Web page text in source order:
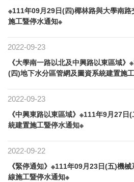
※111年09月29日(四)椰林路與大學南
施工暨停水通知※
2022-09-23
《大學南一路以北及中興路以東區域
(四)地下水分區管網及圖資系統建置施
2022-09-23
《中興東路以東區域》※111年9月27
統建置施工暨停水通知※
2022-09-22
《緊停通知》※111年09月23日(五)機
線施工暨停水通知※